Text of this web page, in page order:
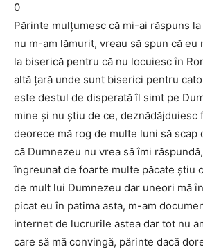
0
Părinte mulţumesc că mi-ai răspuns
nu m-am lămurit, vreau să spun că eu
la biserică pentru că nu locuiesc în
altă ţară unde sunt biserici pentru
este destul de disperată îl simt pe
mine şi nu ştiu de ce, deznădăjduiesc
deorece mă rog de multe luni să scap
că Dumnezeu nu vrea să îmi
îngreunat de foarte multe păcate ştiu
de mult lui Dumnezeu dar uneori mă
picat eu în patima asta, m-am
internet de lucrurile astea dar tot nu
care să mă convingă, părinte dacă